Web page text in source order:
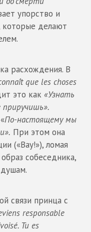
упорство и
которые делают
расхождения. В
que les choses
это как «Узнать
По-настоящему мы
При этом она
(«Вау!»), ломая
собеседника,
связи принца с
responsable
Tu es